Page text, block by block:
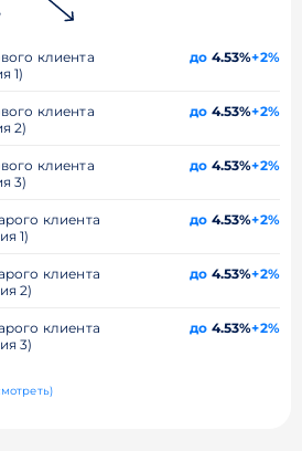
клиента
1)
до 4.53%+2%
клиента
2)
до 4.53%+2%
клиента
3)
до 4.53%+2%
клиента
1)
до 4.53%+2%
клиента
2)
до 4.53%+2%
клиента
3)
до 4.53%+2%